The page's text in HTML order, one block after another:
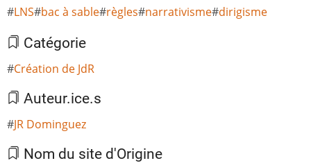
LNS bac à sable règles narrativisme dirigisme
Catégorie
Création de JdR
Auteur.ice.s
JR Dominguez
Nom du site d'Origine